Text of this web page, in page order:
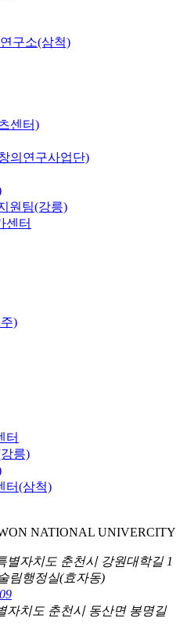
구소(삼척)
센터)
의연구사업단)
원팀(강릉)
센터
)
터
릉)
터(삼척)
별자치도 춘천시 강원대학길 1
림행정실(효자동)
자치도 춘천시 동산면 봉명길